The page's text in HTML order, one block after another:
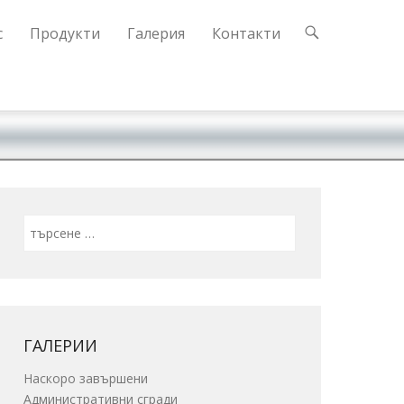
Продукти Галерия Контакти
ГАЛЕРИИ
Наскоро завършени
Административни сгради